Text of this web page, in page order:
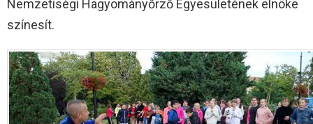
Nemzetiségi Hagyományőrző Egyesületének elnöke
színesít.